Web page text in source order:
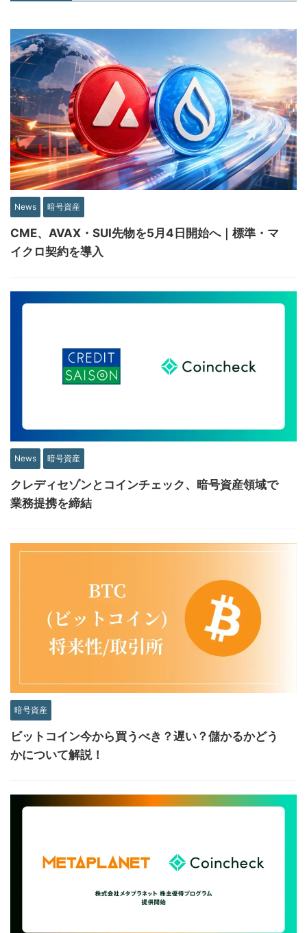
News 暗号資産
CME、AVAX・SUI先物を5月4日開始へ｜標準・マ
イクロ契約を導入
News 暗号資産
クレディセゾンとコインチェック、暗号資産領域で
業務提携を締結
暗号資産
ビットコイン今から買うべき？遅い？儲かるかどう
かについて解説！